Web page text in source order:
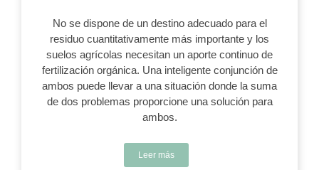
No se dispone de un destino adecuado para el
residuo cuantitativamente más importante y los
suelos agrícolas necesitan un aporte continuo de
fertilización orgánica. Una inteligente conjunción de
ambos puede llevar a una situación donde la suma
de dos problemas proporcione una solución para
ambos.
Leer más